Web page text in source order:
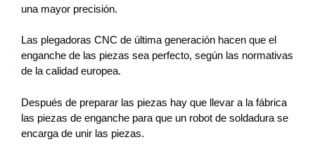
una mayor precisión.
Las plegadoras CNC de última generación hacen que el
enganche de las piezas sea perfecto, según las normativas
de la calidad europea.
Después de preparar las piezas hay que llevar a la fábrica
las piezas de enganche para que un robot de soldadura se
encarga de unir las piezas.